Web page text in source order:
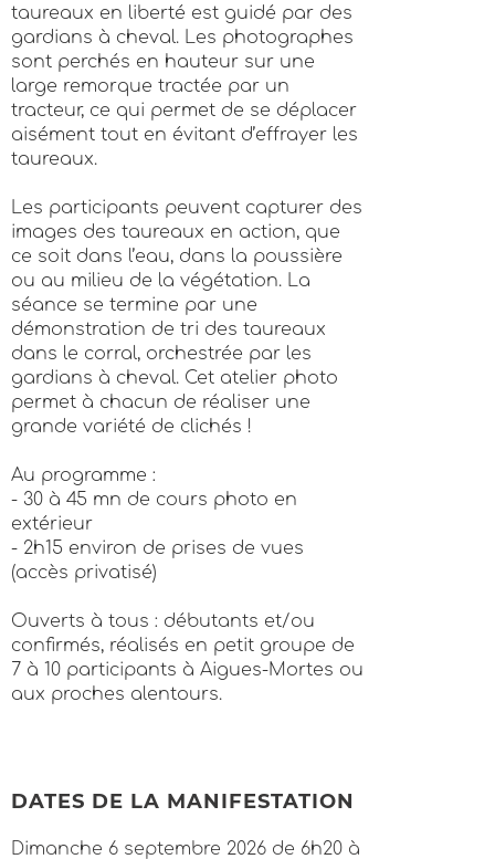
taureaux en liberté est guidé par des
gardians à cheval. Les photographes
sont perchés en hauteur sur une
large remorque tractée par un
tracteur, ce qui permet de se déplacer
aisément tout en évitant d’effrayer les
taureaux.
Les participants peuvent capturer des
images des taureaux en action, que
ce soit dans l’eau, dans la poussière
ou au milieu de la végétation. La
séance se termine par une
démonstration de tri des taureaux
dans le corral, orchestrée par les
gardians à cheval. Cet atelier photo
permet à chacun de réaliser une
grande variété de clichés !
Au programme :
- 30 à 45 mn de cours photo en
extérieur
- 2h15 environ de prises de vues
(accès privatisé)
Ouverts à tous : débutants et/ou
confirmés, réalisés en petit groupe de
7 à 10 participants à Aigues-Mortes ou
aux proches alentours.
DATES DE LA MANIFESTATION
Dimanche 6 septembre 2026 de 6h20 à